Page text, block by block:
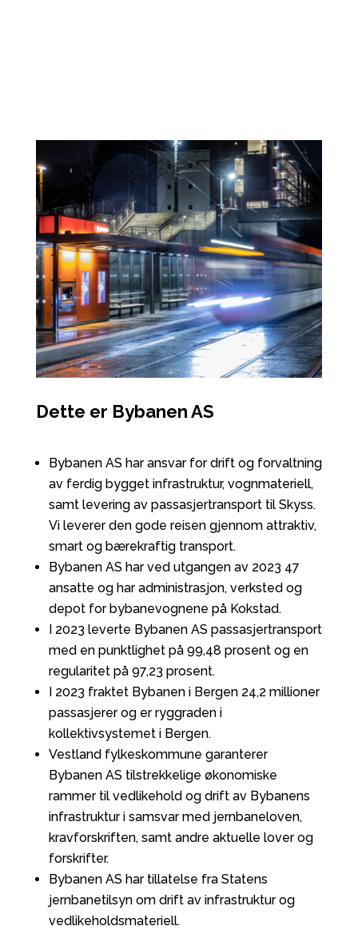
Dette er Bybanen AS
Bybanen AS har ansvar for drift og forvaltning
av ferdig bygget infrastruktur, vognmateriell,
samt levering av passasjertransport til Skyss.
Vi leverer den gode reisen gjennom attraktiv,
smart og bærekraftig transport.
Bybanen AS har ved utgangen av 2023 47
ansatte og har administrasjon, verksted og
depot for bybanevognene på Kokstad.
I 2023 leverte Bybanen AS passasjertransport
med en punktlighet på 99,48 prosent og en
regularitet på 97,23 prosent.
I 2023 fraktet Bybanen i Bergen 24,2 millioner
passasjerer og er ryggraden i
kollektivsystemet i Bergen.
Vestland fylkeskommune garanterer
Bybanen AS tilstrekkelige økonomiske
rammer til vedlikehold og drift av Bybanens
infrastruktur i samsvar med jernbaneloven,
kravforskriften, samt andre aktuelle lover og
forskrifter.
Bybanen AS har tillatelse fra Statens
jernbanetilsyn om drift av infrastruktur og
vedlikeholdsmateriell.